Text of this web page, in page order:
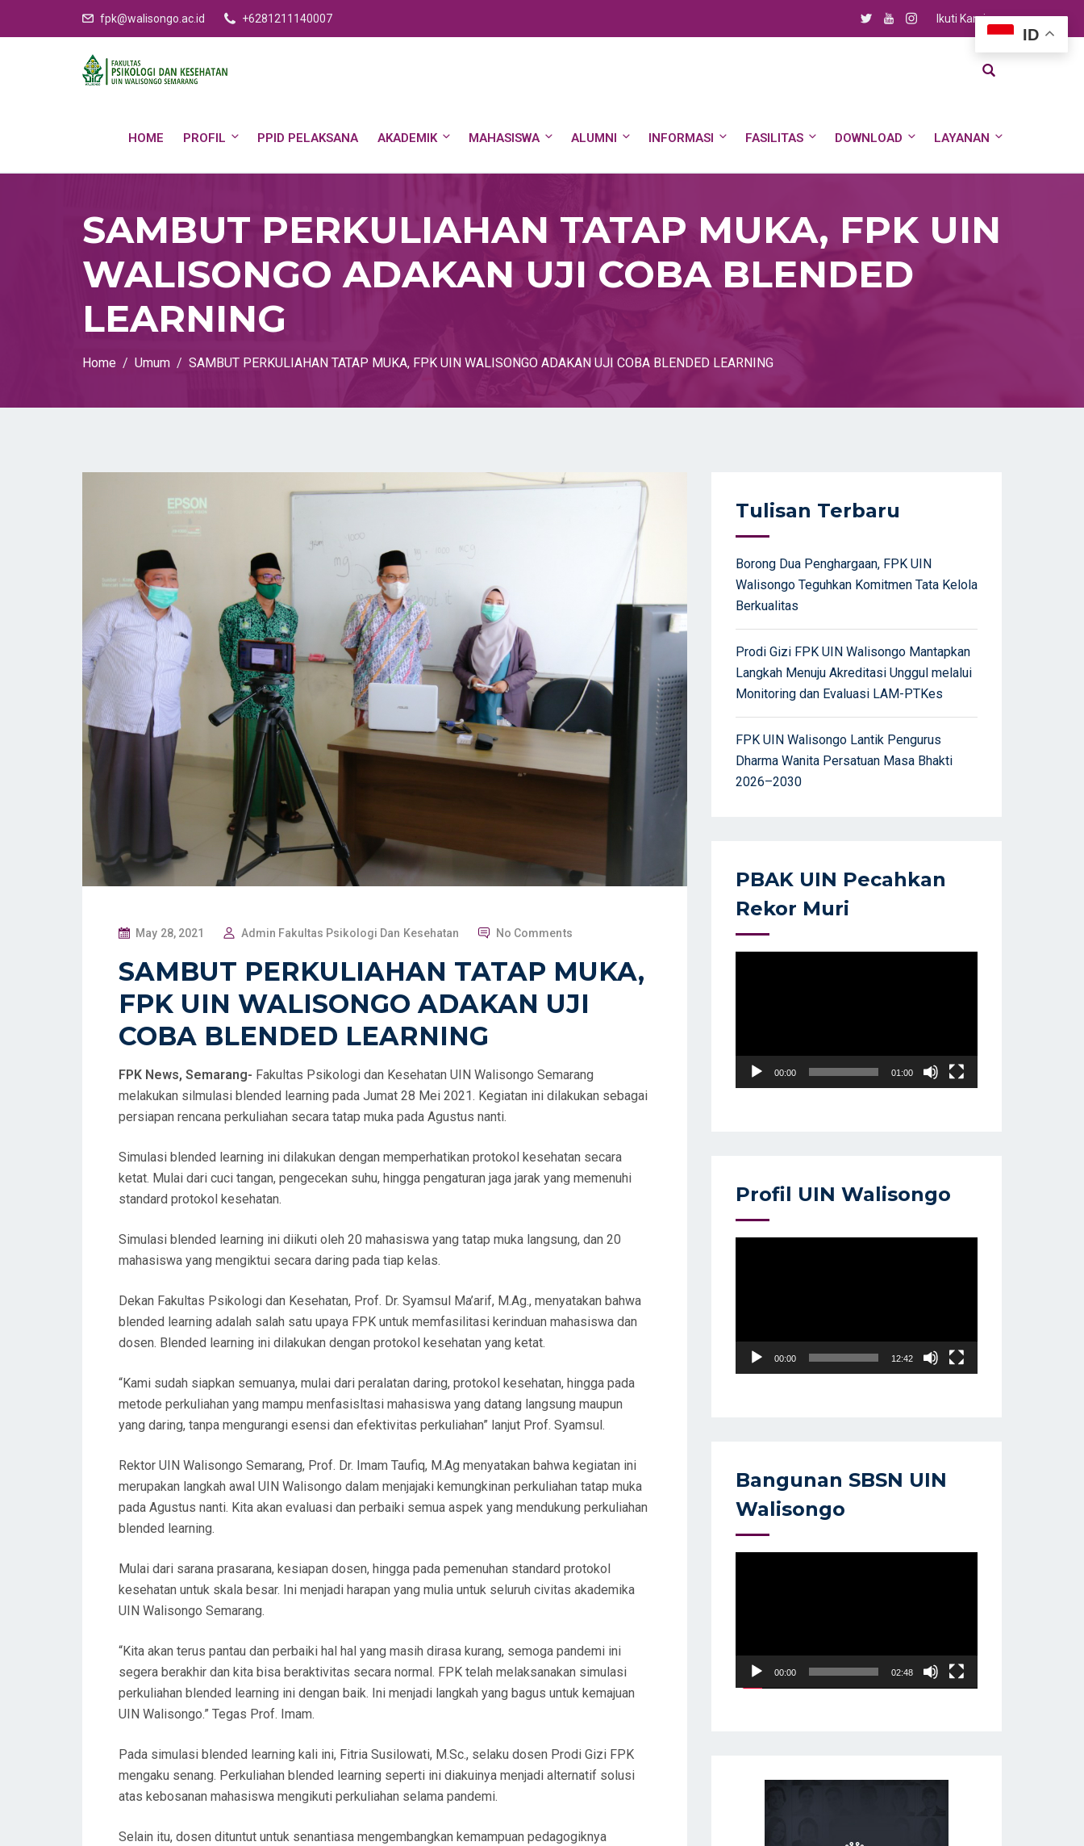
fpk@walisongo.ac.id +6281211140007 Ikuti Kami
HOME PROFIL PPID PELAKSANA AKADEMIK MAHASISWA ALUMNI INFORMASI FASILITAS DOWNLOAD LAYANAN
SAMBUT PERKULIAHAN TATAP MUKA, FPK UIN
WALISONGO ADAKAN UJI COBA BLENDED
LEARNING
Home Umum SAMBUT PERKULIAHAN TATAP MUKA, FPK UIN WALISONGO ADAKAN UJI COBA BLENDED LEARNING
P
S
T
E
D
N
May 28, 2021 Admin Fakultas Psikologi Dan Kesehatan No Comments
SAMBUT PERKULIAHAN TATAP MUKA,
FPK UIN WALISONGO ADAKAN UJI
COBA BLENDED LEARNING
FPK News, Semarang- Fakultas Psikologi dan Kesehatan UIN Walisongo Semarang
melakukan silmulasi blended learning pada Jumat 28 Mei 2021. Kegiatan ini dilakukan sebagai
persiapan rencana perkuliahan secara tatap muka pada Agustus nanti.
Simulasi blended learning ini dilakukan dengan memperhatikan protokol kesehatan secara
ketat. Mulai dari cuci tangan, pengecekan suhu, hingga pengaturan jaga jarak yang memenuhi
standard protokol kesehatan.
Simulasi blended learning ini diikuti oleh 20 mahasiswa yang tatap muka langsung, dan 20
mahasiswa yang mengiktui secara daring pada tiap kelas.
Dekan Fakultas Psikologi dan Kesehatan, Prof. Dr. Syamsul Ma’arif, M.Ag., menyatakan bahwa
blended learning adalah salah satu upaya FPK untuk memfasilitasi kerinduan mahasiswa dan
dosen. Blended learning ini dilakukan dengan protokol kesehatan yang ketat.
“Kami sudah siapkan semuanya, mulai dari peralatan daring, protokol kesehatan, hingga pada
metode perkuliahan yang mampu menfasisltasi mahasiswa yang datang langsung maupun
yang daring, tanpa mengurangi esensi dan efektivitas perkuliahan” lanjut Prof. Syamsul.
Rektor UIN Walisongo Semarang, Prof. Dr. Imam Taufiq, M.Ag menyatakan bahwa kegiatan ini
merupakan langkah awal UIN Walisongo dalam menjajaki kemungkinan perkuliahan tatap muka
pada Agustus nanti. Kita akan evaluasi dan perbaiki semua aspek yang mendukung perkuliahan
blended learning.
Mulai dari sarana prasarana, kesiapan dosen, hingga pada pemenuhan standard protokol
kesehatan untuk skala besar. Ini menjadi harapan yang mulia untuk seluruh civitas akademika
UIN Walisongo Semarang.
“Kita akan terus pantau dan perbaiki hal hal yang masih dirasa kurang, semoga pandemi ini
segera berakhir dan kita bisa beraktivitas secara normal. FPK telah melaksanakan simulasi
perkuliahan blended learning ini dengan baik. Ini menjadi langkah yang bagus untuk kemajuan
UIN Walisongo.” Tegas Prof. Imam.
Pada simulasi blended learning kali ini, Fitria Susilowati, M.Sc., selaku dosen Prodi Gizi FPK
mengaku senang. Perkuliahan blended learning seperti ini diakuinya menjadi alternatif solusi
atas kebosanan mahasiswa mengikuti perkuliahan selama pandemi.
Selain itu, dosen dituntut untuk senantiasa mengembangkan kemampuan pedagogiknya
Tulisan Terbaru
Borong Dua Penghargaan, FPK UIN
Walisongo Teguhkan Komitmen Tata Kelola
Berkualitas
Prodi Gizi FPK UIN Walisongo Mantapkan
Langkah Menuju Akreditasi Unggul melalui
Monitoring dan Evaluasi LAM-PTKes
FPK UIN Walisongo Lantik Pengurus
Dharma Wanita Persatuan Masa Bhakti
2026–2030
PBAK UIN Pecahkan
Rekor Muri
00:00 01:00
Profil UIN Walisongo
00:00 12:42
Bangunan SBSN UIN
Walisongo
00:00 02:48
ID